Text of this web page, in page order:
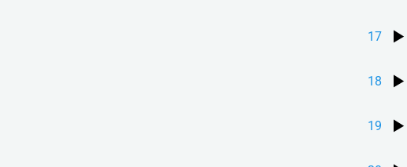
17
18
19